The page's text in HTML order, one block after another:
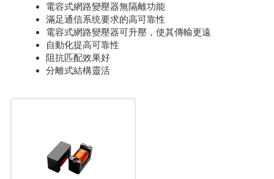
電容式網路變壓器無隔離功能
滿足通信系统要求的高可靠性
電容式網路變壓器可升壓，使其傳輸更遠
自動化提高可靠性
阻抗匹配效果好
分離式結構靈活